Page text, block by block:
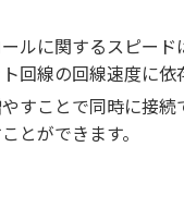
ルに関するスピード
回線の回線速度に依
すことで同時に接続
とができます。